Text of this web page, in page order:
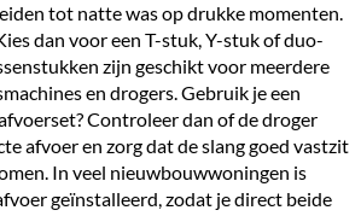
tot natte was op drukke momenten.
dan voor een T-stuk, Y-stuk of duo-
zijn geschikt voor meerdere
en drogers. Gebruik je een
Controleer dan of de droger
afvoer en zorg dat de slang goed vastzit
In veel nieuwbouwwoningen is
geïnstalleerd, zodat je direct beide